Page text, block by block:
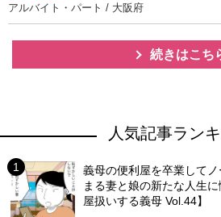
アルバイト・パート / 大阪府
続きはこち
人気記事ラン
義母の便利屋を卒業して
まる妻と娘の新たな人生
屋扱いする義母 Vol.44】